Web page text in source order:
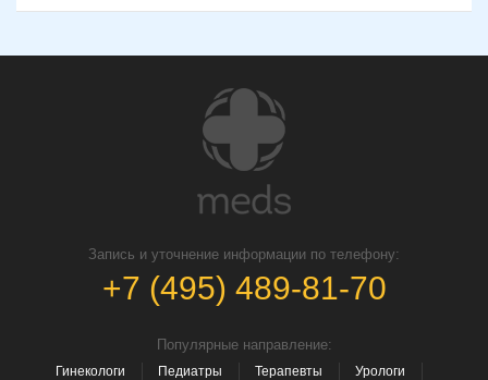
Запись и уточнение информации по телефону:
+7 (495) 489-81-70
Популярные направление:
Гинекологи Педиатры Терапевты
Урологи